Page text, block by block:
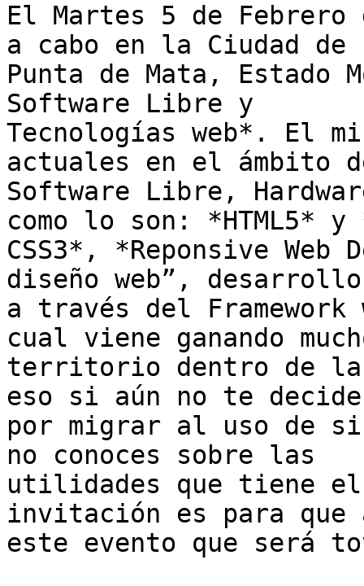
El Martes 5 de
a cabo en la Ciudad de
Punta de Mata, Estado
Software Libre y
Tecnologías web*. El
actuales en el ámbito
Software Libre,
como lo son: *HTML5* y
CSS3*, *Reponsive
diseño web”,
a través del Framework
cual viene ganando
territorio dentro de la
eso si aún no te
por migrar al uso de
no conoces sobre las
utilidades que tiene
invitación es para que
este evento que será